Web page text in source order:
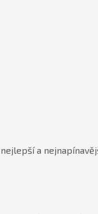
nejlepší a